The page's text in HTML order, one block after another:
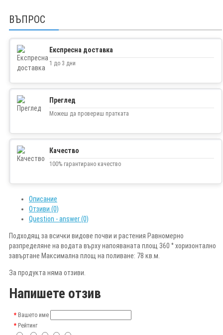
ВЪПРОС
Експресна доставка
1 до 3 дни
Преглед
Можеш да провериш пратката
Качество
100% гарантирано качество
Описание
Отзиви (0)
Question - answer (0)
Подходящ за всички видове почви и растения Равномерно
разпределяне на водата върху напояваната площ 360 ° хоризонтално
завъртане Максимална площ на поливане: 78 кв.м.
За продукта няма отзиви.
Напишете отзив
Вашето име
Рейтинг